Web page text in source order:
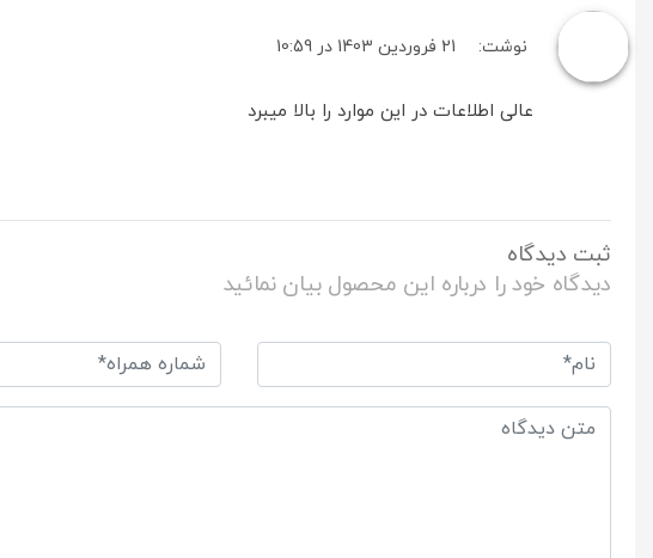
نوشت: 21 فروردین 1403 در 10:59
عالی اطلاعات در این موارد را بالا میبرد
ثبت دیدگاه
دیدگاه خود را درباره این محصول بیان نمائید